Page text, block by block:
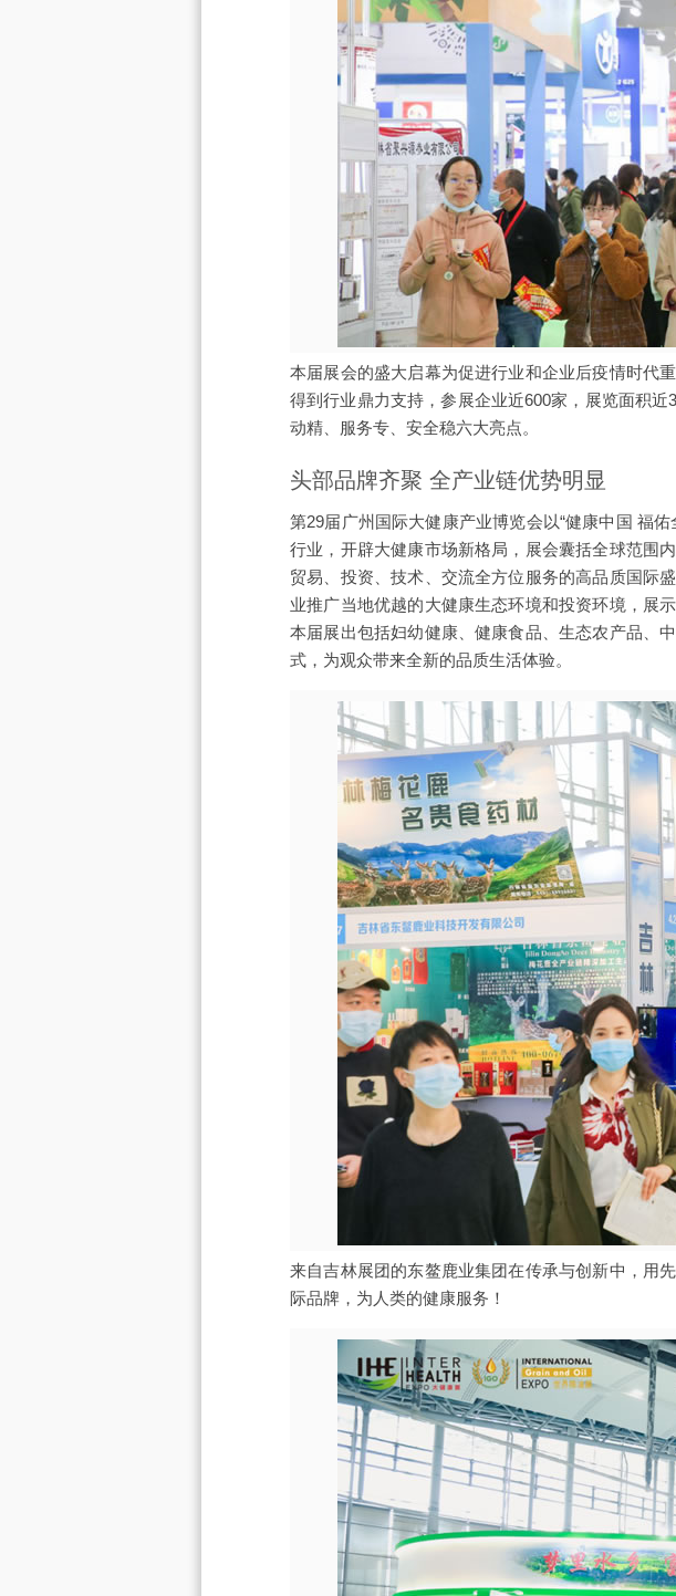
本届展会的盛大启幕为促进行业和企业后疫情时代
得到行业鼎力支持，参展企业近600家，展览面积
动精、服务专、安全稳六大亮点。
头部品牌齐聚 全产业链优势明显
第29届广州国际大健康产业博览会以“健康中国 福
行业，开辟大健康市场新格局，展会囊括全球范围
贸易、投资、技术、交流全方位服务的高品质国际
业推广当地优越的大健康生态环境和投资环境，展
本届展出包括妇幼健康、健康食品、生态农产品、
式，为观众带来全新的品质生活体验。
来自吉林展团的东鳌鹿业集团在传承与创新中，用
际品牌，为人类的健康服务！